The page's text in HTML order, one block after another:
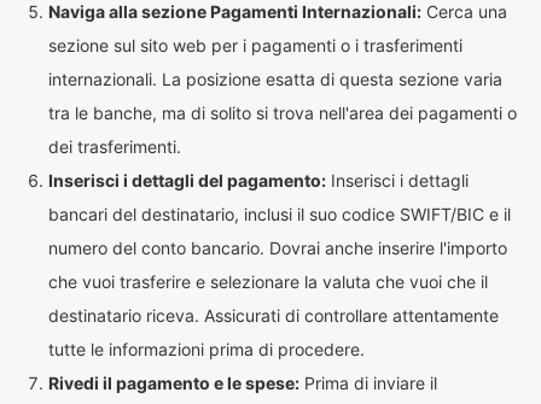
Naviga alla sezione Pagamenti Internazionali: Cerca una
sezione sul sito web per i pagamenti o i trasferimenti
internazionali. La posizione esatta di questa sezione varia
tra le banche, ma di solito si trova nell'area dei pagamenti o
dei trasferimenti.
Inserisci i dettagli del pagamento: Inserisci i dettagli
bancari del destinatario, inclusi il suo codice SWIFT/BIC e il
numero del conto bancario. Dovrai anche inserire l'importo
che vuoi trasferire e selezionare la valuta che vuoi che il
destinatario riceva. Assicurati di controllare attentamente
tutte le informazioni prima di procedere.
Rivedi il pagamento e le spese: Prima di inviare il